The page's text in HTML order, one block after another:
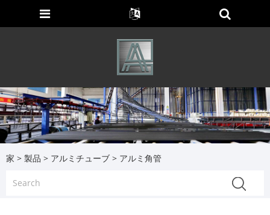
家 > 製品 > アルミチューブ > アルミ角管